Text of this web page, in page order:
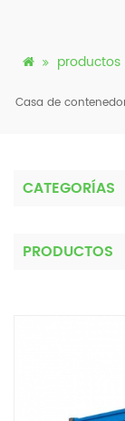
productos
Casa de
CATEGORÍAS
PRODUCTOS